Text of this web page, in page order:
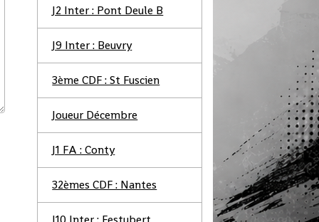
J2 Inter : Pont Deule B
J9 Inter : Beuvry
3ème CDF : St Fuscien
Joueur Décembre
J1 FA : Conty
32èmes CDF : Nantes